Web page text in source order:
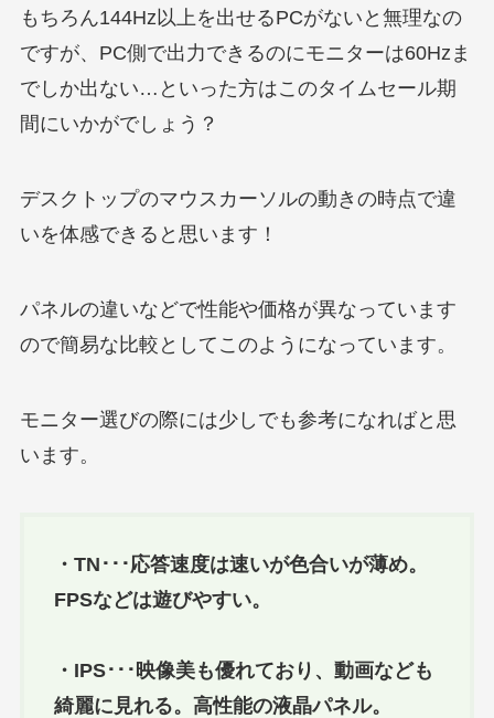
もちろん144Hz以上を出せるPCがないと無理なの
ですが、PC側で出力できるのにモニターは60Hzま
でしか出ない…といった方はこのタイムセール期
間にいかがでしょう？
デスクトップのマウスカーソルの動きの時点で違
いを体感できると思います！
パネルの違いなどで性能や価格が異なっています
ので簡易な比較としてこのようになっています。
モニター選びの際には少しでも参考になればと思
います。
・TN･･･応答速度は速いが色合いが薄め。
FPSなどは遊びやすい。
・IPS･･･映像美も優れており、動画なども
綺麗に見れる。高性能の液晶パネル。